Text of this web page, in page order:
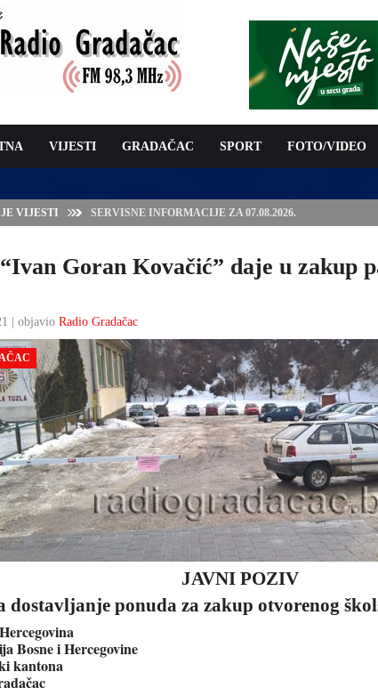
VIJESTI GRADAČAC SPORT FOTO/VIDEO
VIJESTI
VLADA TK – POTPISAN UGOVOR: 6,9 MILIONA KM ZA
GRADAČCA
Goran Kovačić” daje u zakup
| objavio Radio Gradačac
JAVNI POZIV
dostavljanje ponuda za zakup otvorenog
Bosne i Hercegovine
kantona